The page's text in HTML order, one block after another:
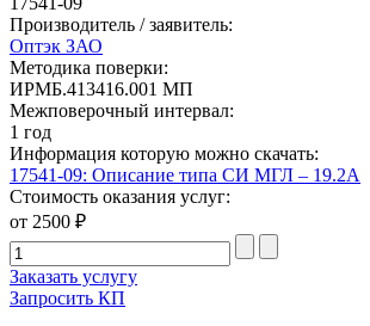
Производитель / заявитель:
Оптэк ЗАО
Методика поверки:
ИРМБ.413416.001 МП
Межповерочный интервал:
1 год
Информация которую можно скачать:
17541-09: Описание типа СИ МГЛ – 19.2А
Стоимость оказания услуг:
от 2500 ₽
Заказать услугу
Запросить КП